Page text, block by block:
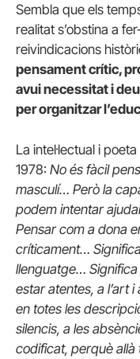
Sembla que els
realitat s’obstina a
reivindicacions
pensament crític,
avui necessitat i
per organitzar
La intel·lectual i
1978: No és fàcil
masculí… Però la
podem intentar
Pensar com a dona
críticament…
llenguatge…
estar atentes, a l’art
en totes les
silencis, a les
codificat, perquè